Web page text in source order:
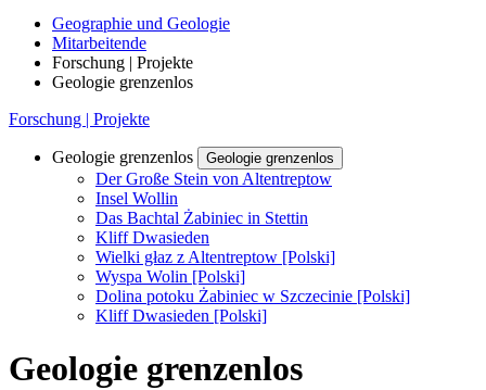
Geographie und Geologie
Mitarbeitende
Forschung | Projekte
Geologie grenzenlos
Forschung | Projekte
Geologie grenzenlos Geologie grenzenlos
Der Große Stein von Altentreptow
Insel Wollin
Das Bachtal Żabiniec in Stettin
Kliff Dwasieden
Wielki głaz z Altentreptow [Polski]
Wyspa Wolin [Polski]
Dolina potoku Żabiniec w Szczecinie [Polski]
Kliff Dwasieden [Polski]
Geologie grenzenlos